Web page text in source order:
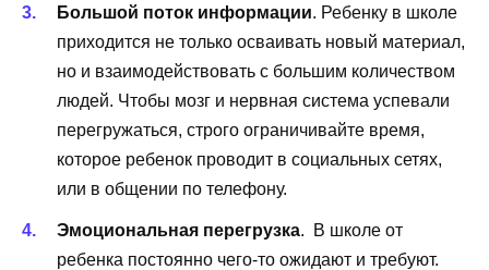
Большой поток информации. Ребенку в школе
приходится не только осваивать новый материал,
но и взаимодействовать с большим количеством
людей. Чтобы мозг и нервная система успевали
перегружаться, строго ограничивайте время,
которое ребенок проводит в социальных сетях,
или в общении по телефону.
Эмоциональная перегрузка. В школе от
ребенка постоянно чего-то ожидают и требуют.